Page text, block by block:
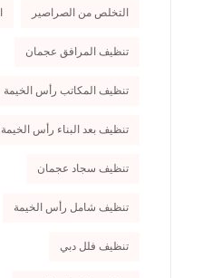
التخلص من الصراصير
تنظيف المرافق عجمان
تنظيف المكاتب رأس الخيمة
تنظيف بعد البناء رأس الخيمة
تنظيف سجاد عجمان
تنظيف شامل رأس الخيمة
تنظيف فلل دبي